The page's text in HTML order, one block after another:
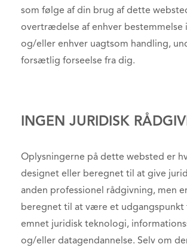
som følge af din brug af dette
overtrædelse af enhver bestemmelse
og/eller enhver uagtsom handling,
forsætlig forseelse fra dig.
INGEN JURIDISK
Oplysningerne på dette websted er
designet eller beregnet til at give
anden professionel rådgivning, men
beregnet til at være et udgangspunkt
emnet juridisk teknologi,
og/eller datagendannelse. Selv om